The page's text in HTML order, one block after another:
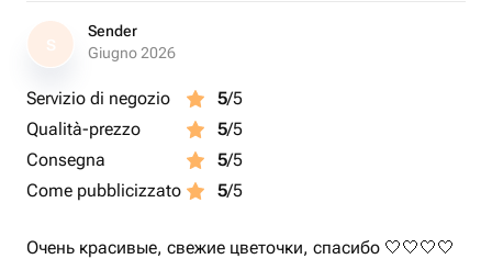
S
Sender
Giugno 2026
Servizio di negozio 5/5
Qualità-prezzo
5/5
Consegna
5/5
Come pubblicizzato
5/5
Очень красивые, свежие цветочки, спасибо 🤍🤍🤍🤍